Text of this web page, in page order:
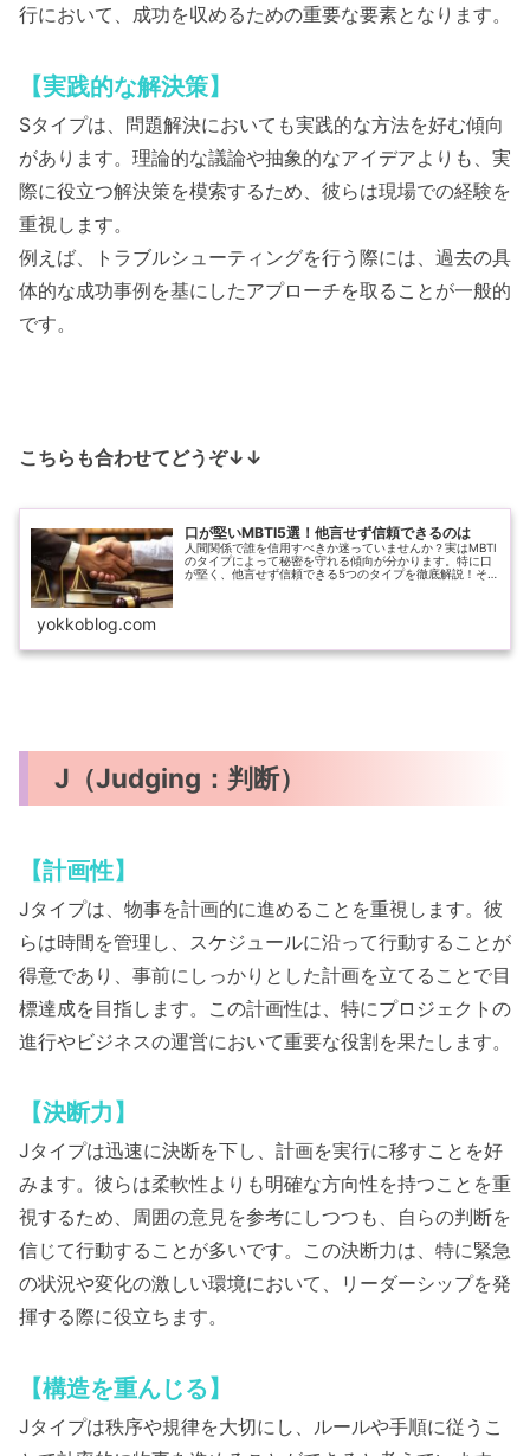
行において、成功を収めるための重要な要素となります。
【実践的な解決策】
Sタイプは、問題解決においても実践的な方法を好む傾向
があります。理論的な議論や抽象的なアイデアよりも、実
際に役立つ解決策を模索するため、彼らは現場での経験を
重視します。
例えば、トラブルシューティングを行う際には、過去の具
体的な成功事例を基にしたアプローチを取ることが一般的
です。
こちらも合わせてどうぞ↓↓
口が堅いMBTI5選！他言せず信頼できるのは
人間関係で誰を信用すべきか迷っていませんか？実はMBTI
のタイプによって秘密を守れる傾向が分かります。特に口
が堅く、他言せず信頼できる5つのタイプを徹底解説！そ
yokkoblog.com
J（Judging：判断）
【計画性】
Jタイプは、物事を計画的に進めることを重視します。彼
らは時間を管理し、スケジュールに沿って行動することが
得意であり、事前にしっかりとした計画を立てることで目
標達成を目指します。この計画性は、特にプロジェクトの
進行やビジネスの運営において重要な役割を果たします。
【決断力】
Jタイプは迅速に決断を下し、計画を実行に移すことを好
みます。彼らは柔軟性よりも明確な方向性を持つことを重
視するため、周囲の意見を参考にしつつも、自らの判断を
信じて行動することが多いです。この決断力は、特に緊急
の状況や変化の激しい環境において、リーダーシップを発
揮する際に役立ちます。
【構造を重んじる】
Jタイプは秩序や規律を大切にし、ルールや手順に従うこ